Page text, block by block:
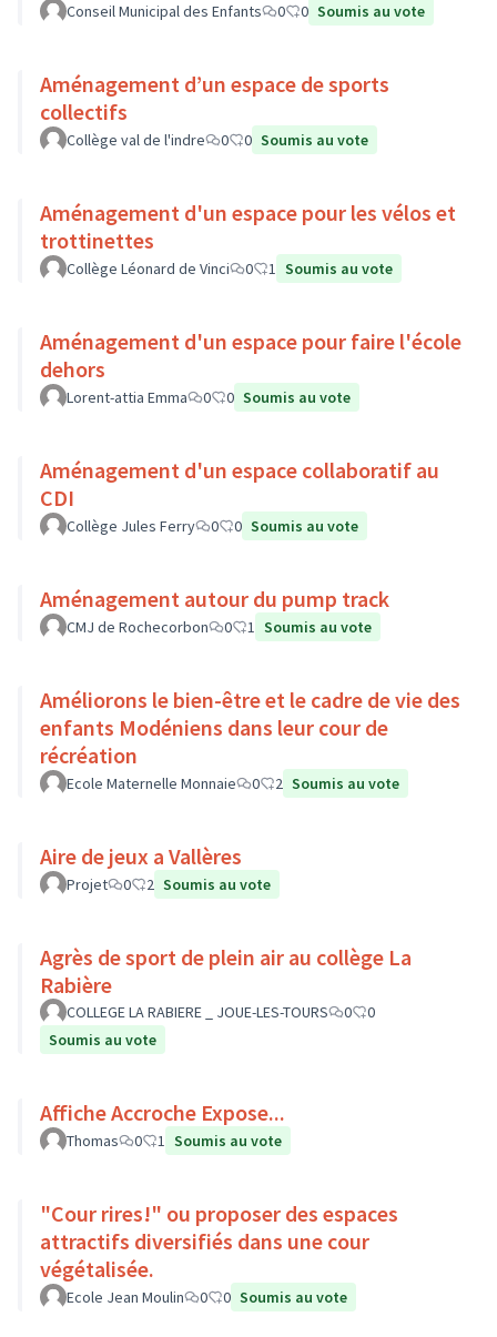
Conseil Municipal des Enfants 0 0 Soumis au vote
Aménagement d’un espace de sports
collectifs
Collège val de l'indre 0 0 Soumis au vote
Aménagement d'un espace pour les vélos et
trottinettes
Collège Léonard de Vinci 0 1 Soumis au vote
Aménagement d'un espace pour faire l'école
dehors
Lorent-attia Emma 0 0 Soumis au vote
Aménagement d'un espace collaboratif au
CDI
Collège Jules Ferry 0 0 Soumis au vote
Aménagement autour du pump track
CMJ de Rochecorbon 0 1 Soumis au vote
Améliorons le bien-être et le cadre de vie des
enfants Modéniens dans leur cour de
récréation
Ecole Maternelle Monnaie 0 2 Soumis au vote
Aire de jeux a Vallères
Projet 0 2 Soumis au vote
Agrès de sport de plein air au collège La
Rabière
COLLEGE LA RABIERE _ JOUE-LES-TOURS 0
0
Soumis au vote
Affiche Accroche Expose...
Thomas 0 1 Soumis au vote
"Cour rires!" ou proposer des espaces
attractifs diversifiés dans une cour
végétalisée.
Ecole Jean Moulin 0 0 Soumis au vote